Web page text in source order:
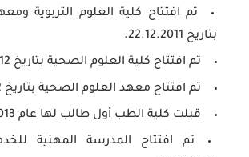
تم افتتاح كلية العلوم التربوية
بتاريخ 22.12.2011.
تم افتتاح كلية العلوم الصحية بتاريخ 28/1/2012.
تم افتتاح معهد العلوم الصحية بتاريخ 10.09.2012.
قبلت كلية الطب أول طالب لها عام 2013.
تم افتتاح المدرسة المهنية